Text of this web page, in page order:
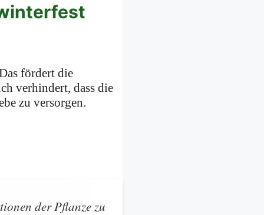
fördert die
verhindert, dass die
zu versorgen.
der Pflanze zu